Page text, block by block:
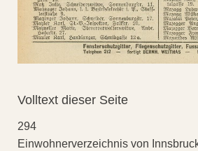
Volltext dieser Seite
294
Einwohnerverzeichnis von